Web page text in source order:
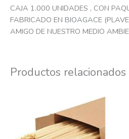
CAJA 1.000 UNIDADES , CON
FABRICADO EN BIOAGACE
AMIGO DE NUESTRO MEDIO
Productos relacionados